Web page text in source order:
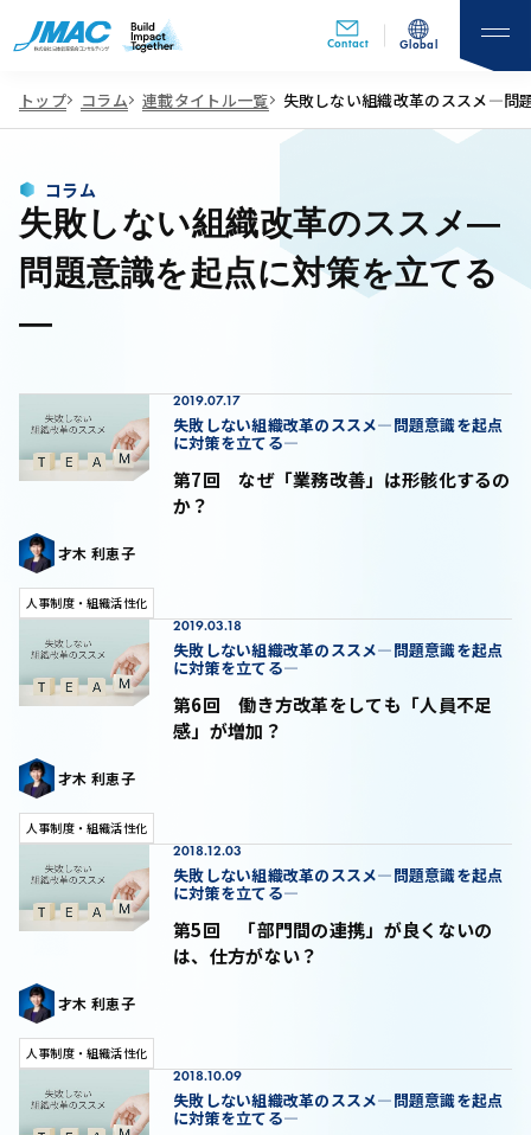
Contact Global
トップ コラム 連載タイトル一覧 失敗しない組織改革のススメ―問
コラム
失敗しない組織改革のススメ―
問題意識を起点に対策を立てる
―
第7回 なぜ「業務改善」は形骸化するの
か？
2019.07.17
失敗しない組織改革のススメ―問題意識を起点
に対策を立てる―
才木 利恵子
人事制度・組織活性化
第6回 働き方改革をしても「人員不足
感」が増加？
2019.03.18
失敗しない組織改革のススメ―問題意識を起点
に対策を立てる―
才木 利恵子
人事制度・組織活性化
第5回 「部門間の連携」が良くないの
は、仕方がない？
2018.12.03
失敗しない組織改革のススメ―問題意識を起点
に対策を立てる―
才木 利恵子
人事制度・組織活性化
2018.10.09
失敗しない組織改革のススメ―問題意識を起点
に対策を立てる―